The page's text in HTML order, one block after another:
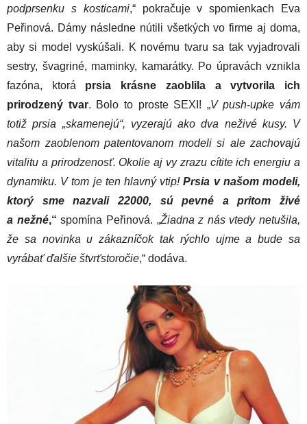
podprsenku s kosticami,“ pokračuje v spomienkach Eva
Peřinová. Dámy následne nútili všetkých vo firme aj doma,
aby si model vyskúšali. K novému tvaru sa tak vyjadrovali
sestry, švagriné, maminky, kamarátky. Po úpravách vznikla
fazóna, ktorá prsia krásne zaoblila a vytvorila ich
prirodzený tvar. Bolo to proste SEXI! „V push-upke vám
totiž prsia „skamenejú“, vyzerajú ako dva neživé kusy. V
našom zaoblenom patentovanom modeli si ale zachovajú
vitalitu a prirodzenosť. Okolie aj vy zrazu cítite ich energiu a
dynamiku. V tom je ten hlavný vtip!Prsia v našom modeli,
ktorý sme nazvali 22000, sú pevné a pritom živé
a nežné,“ spomína Peřinová. „Žiadna z nás vtedy netušila,
že sa novinka u zákazníčok tak rýchlo ujme a bude sa
vyrábať ďalšie štvrťstoročie,“ dodáva.